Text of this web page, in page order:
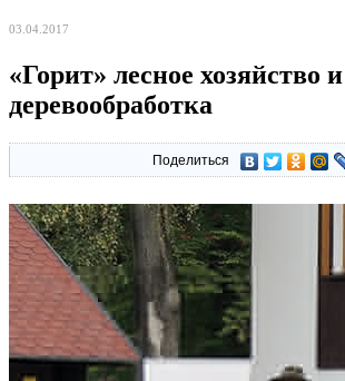
03.04.2017
«Горит» лесное хозяйство и
деревообработка
Поделиться